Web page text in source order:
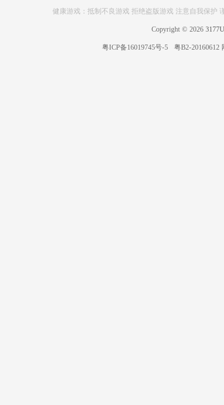
健康游戏：抵制不良游戏 拒绝盗版游戏 注意自我保护
Copyright © 2026
粤ICP备16019745号-5粤B2-20160612